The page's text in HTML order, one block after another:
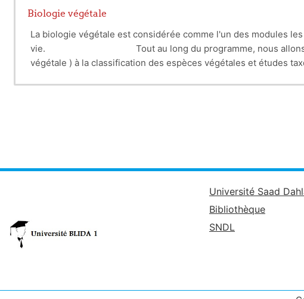
Biologie végétale
La biologie végétale est considérée comme l'un des modules
vie. Tout au long du programme, nous allons inclure
végétale ) à la classification des espèces végétales et études
Université Saad
Bibliothèque
SNDL